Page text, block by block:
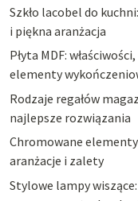
Szkło lacobel do
i piękna aranżacja
Płyta MDF:
elementy
Rodzaje regałów
najlepsze rozwiązania
Chromowane
aranżacje i zalety
Stylowe lampy